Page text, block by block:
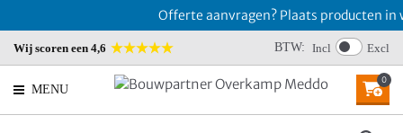
Offerte aanvragen? Plaats producten in
Wij scoren een 4,6 BTW: Incl Excl
MENU
0